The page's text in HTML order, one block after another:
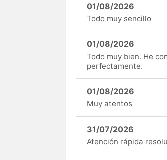
01/08/2026
Todo muy sencillo
01/08/2026
Todo muy bien. He
perfectamente.
01/08/2026
Muy atentos
31/07/2026
Atención rápida